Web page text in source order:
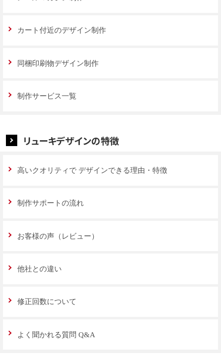
カート付近のデザイン制作
同梱印刷物デザイン制作
制作サービス一覧
リューキデザインの特徴
高いクオリティで デザインできる理由・特徴
制作サポートの流れ
お客様の声（レビュー）
他社との違い
修正回数について
よく聞かれる質問 Q&A